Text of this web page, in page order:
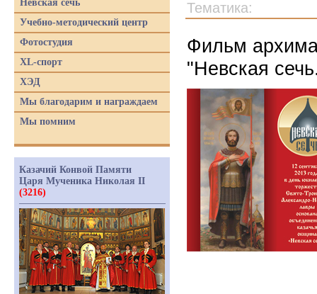
Тематика:
Фильм
"Невская
Невская сечь
Учебно-методический центр
Фотостудия
XL-спорт
ХЭД
Мы благодарим и награждаем
Мы помним
Казачий Конвой Памяти
Царя Мученика Николая II
(3216)